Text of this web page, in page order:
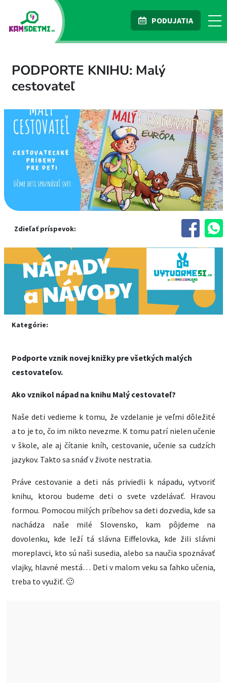
PODUJATIA
PODPORTE KNIHU: Malý
cestovateľ
Zdieľať príspevok:
Kategórie:
Podporte vznik novej knižky pre všetkých malých
cestovateľov.
Ako vznikol nápad na knihu Malý cestovateľ?
Naše deti vedieme k tomu, že vzdelanie je veľmi dôležité
a to je to, čo im nikto nevezme. K tomu patrí nielen učenie
v škole, ale aj čítanie kníh, cestovanie, učenie sa cudzích
jazykov. Takto sa snáď v živote nestratia.
Práve cestovanie a deti nás priviedli k nápadu, vytvoriť
knihu, ktorou budeme deti o svete vzdelávať. Hravou
formou. Pomocou milých príbehov sa deti dozvedia, kde sa
nachádza naše milé Slovensko, kam pôjdeme na
dovolenku, kde leží tá slávna Eiffelovka, kde žili slávni
moreplavci, kto sú naši susedia, alebo sa naučia spoznávať
vlajky, hlavné mestá… Deti v malom veku sa ľahko učenia,
treba to využiť. 🙂